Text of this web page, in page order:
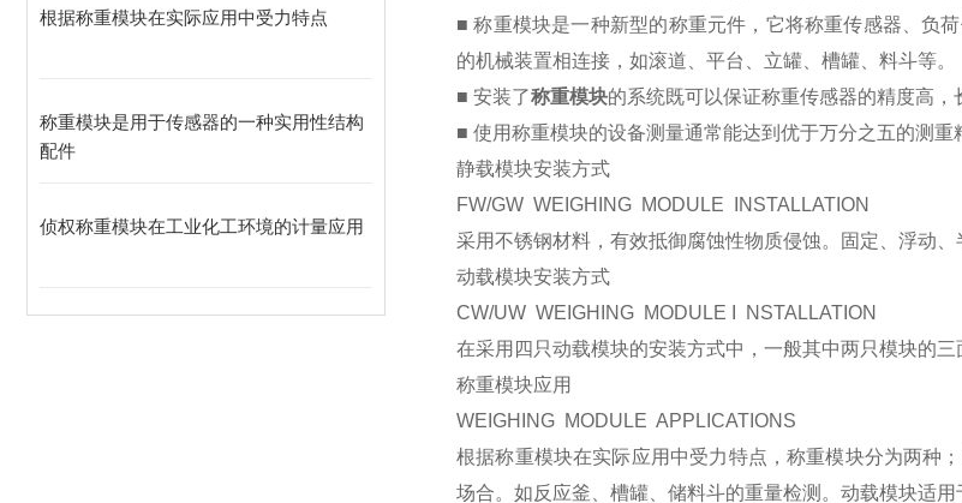
根据称重模块在实际应用中受力特点
称重模块是用于传感器的一种实用性结构
配件
侦权称重模块在工业化工环境的计量应用
■ 称重模块是一种新型的称重元件，它将称重传感器、负
的机械装置相连接，如滚道、平台、立罐、槽罐、料斗等。
■ 安装了称重模块的系统既可以保证称重传感器的精度高，
■ 使用称重模块的设备测量通常能达到优于万分之五的测重
静载模块安装方式
FW/GW WEIGHING MODULE INSTALLATION
采用不锈钢材料，有效抵御腐蚀性物质侵蚀。固定、浮动
动载模块安装方式
CW/UW WEIGHING MODULE I NSTALLATION
在采用四只动载模块的安装方式中，一般其中两只模块的三
称重模块应用
WEIGHING MODULE APPLICATIONS
根据称重模块在实际应用中受力特点，称重模块分为两种
场合。如反应釜、槽罐、储料斗的重量检测。动载模块适